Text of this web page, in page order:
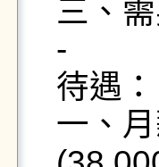
三、
-
待遇：
一、